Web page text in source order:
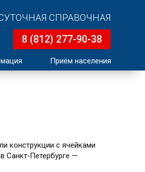
СПРАВОЧНАЯ
8 (812) 277-90-38
Приём населения
конструкции с ячейками
Санкт‑Петербурге —